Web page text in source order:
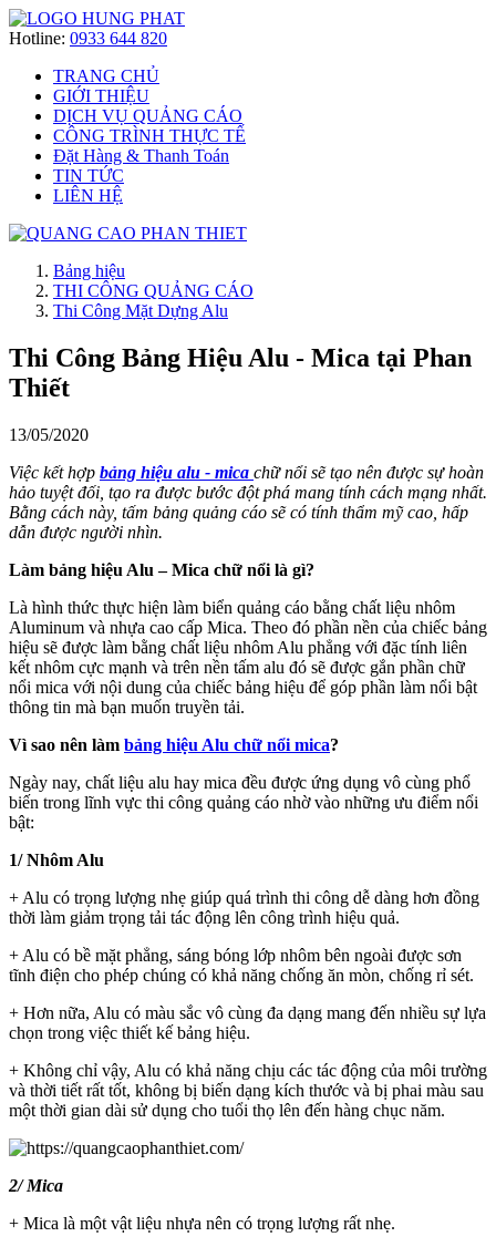
Hotline: 0933 644 820
TRANG CHỦ
GIỚI THIỆU
DỊCH VỤ QUẢNG CÁO
CÔNG TRÌNH THỰC TẾ
Đặt Hàng & Thanh Toán
TIN TỨC
LIÊN HỆ
Bảng hiệu
THI CÔNG QUẢNG CÁO
Thi Công Mặt Dựng Alu
Thi Công Bảng Hiệu Alu - Mica tại Phan
Thiết
13/05/2020
Việc kết hợp bảng hiệu alu - mica chữ nổi sẽ tạo nên được sự hoàn
hảo tuyệt đối, tạo ra được bước đột phá mang tính cách mạng nhất.
Bằng cách này, tấm bảng quảng cáo sẽ có tính thẩm mỹ cao, hấp
dẫn được người nhìn.
Làm bảng hiệu Alu – Mica chữ nổi là gì?
Là hình thức thực hiện làm biển quảng cáo bằng chất liệu nhôm
Aluminum và nhựa cao cấp Mica. Theo đó phần nền của chiếc bảng
hiệu sẽ được làm bằng chất liệu nhôm Alu phẳng với đặc tính liên
kết nhôm cực mạnh và trên nền tấm alu đó sẽ được gắn phần chữ
nổi mica với nội dung của chiếc bảng hiệu để góp phần làm nổi bật
thông tin mà bạn muốn truyền tải.
Vì sao nên làm bảng hiệu Alu chữ nổi mica?
Ngày nay, chất liệu alu hay mica đều được ứng dụng vô cùng phổ
biến trong lĩnh vực thi công quảng cáo nhờ vào những ưu điểm nổi
bật:
1/ Nhôm Alu
+ Alu có trọng lượng nhẹ giúp quá trình thi công dễ dàng hơn đồng
thời làm giảm trọng tải tác động lên công trình hiệu quả.
+ Alu có bề mặt phẳng, sáng bóng lớp nhôm bên ngoài được sơn
tĩnh điện cho phép chúng có khả năng chống ăn mòn, chống rỉ sét.
+ Hơn nữa, Alu có màu sắc vô cùng đa dạng mang đến nhiều sự lựa
chọn trong việc thiết kế bảng hiệu.
+ Không chỉ vậy, Alu có khả năng chịu các tác động của môi trường
và thời tiết rất tốt, không bị biến dạng kích thước và bị phai màu sau
một thời gian dài sử dụng cho tuổi thọ lên đến hàng chục năm.
2/ Mica
+ Mica là một vật liệu nhựa nên có trọng lượng rất nhẹ.